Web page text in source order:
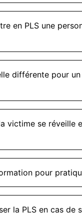
en PLS une
différente pour
victime se réveille
pour
la PLS en cas de